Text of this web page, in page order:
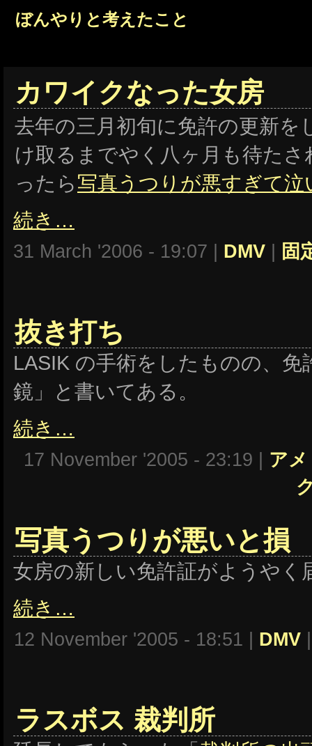
ぼんやりと考えたこと
カワイクなった女房
去年の三月初旬に免許の更新を
け取るまでやく八ヶ月も待た
ったら写真うつりが悪すぎて泣
続き…
31 March '2006 - 19:07 | DMV 固
抜き打ち
LASIK の手術をしたものの、免
鏡」と書いてある。
続き…
17 November '2005 - 23:19 | ア
写真うつりが悪いと損
女房の新しい免許証がようやく
続き…
12 November '2005 - 18:51 | DMV
ラスボス 裁判所